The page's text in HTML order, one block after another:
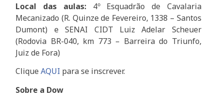
Local das aulas: 4º Esquadrão de Cavalaria
Mecanizado (R. Quinze de Fevereiro, 1338 – Santos
Dumont) e SENAI CIDT Luiz Adelar Scheuer
(Rodovia BR-040, km 773 – Barreira do Triunfo,
Juiz de Fora)
CliqueAQUI para se inscrever.
Sobre a Dow